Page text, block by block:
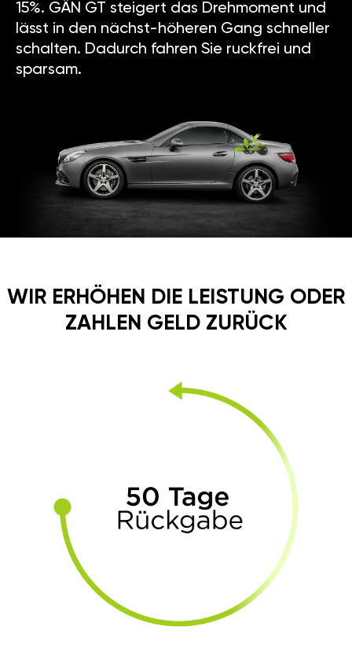
15%. GÄN GT steigert das Drehmoment und
lässt in den nächst-höheren Gang schneller
schalten. Dadurch fahren Sie ruckfrei und
sparsam.
WIR ERHÖHEN DIE LEISTUNG ODER
ZAHLEN GELD ZURÜCK